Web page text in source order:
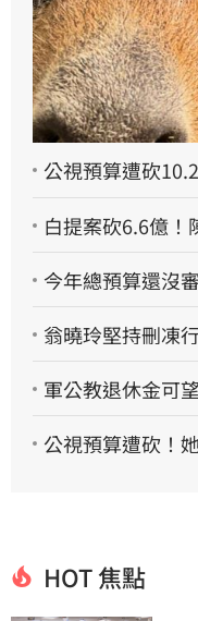
公視預算遭砍
白提案砍6.6億！
今年總預算還沒
翁曉玲堅持刪凍
軍公教退休金可
公視預算遭砍！
HOT 焦點